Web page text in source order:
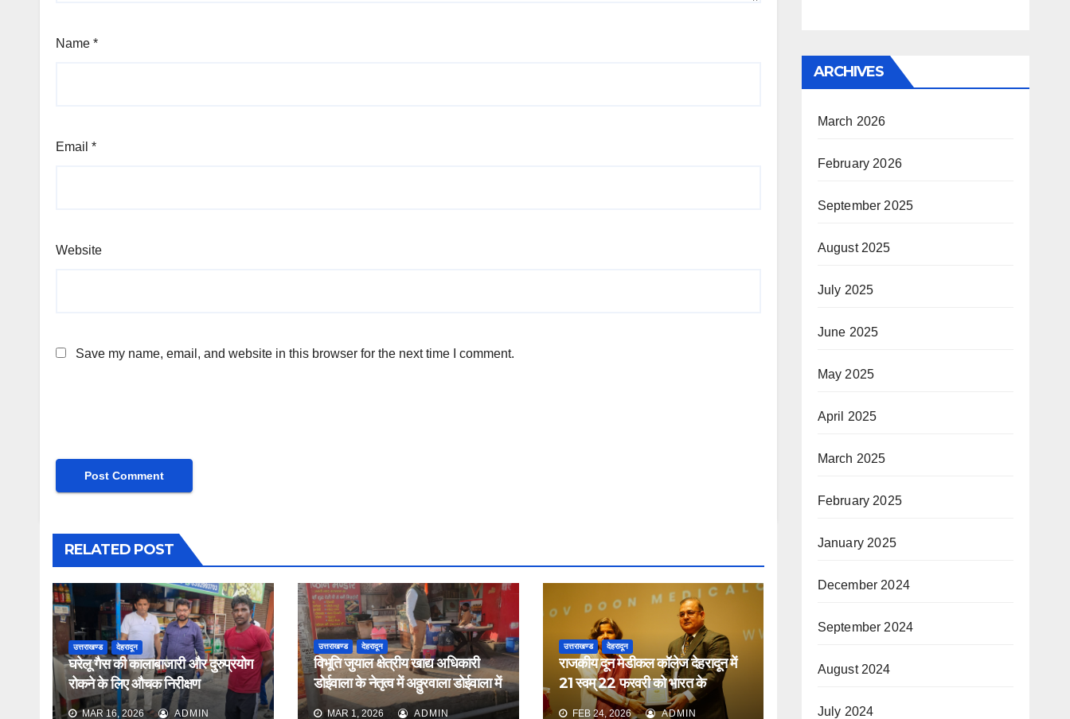
Name *
Email *
Website
Save my name, email, and website in this browser for the next time I comment.
RELATED POST
उत्तराखण्ड देहरादून
घरेलू गैस की कालाबाजारी और दुरुप्रयोग
रोकने के लिए औचक निरीक्षण
MAR 16, 2026 ADMIN
उत्तराखण्ड देहरादून
विभूति जुयाल क्षेत्रीय खाद्य अधिकारी
डोईवाला के नेतृत्व में अठ्ठुरवाला डोईवाला में
औचक निरीक्षण किया
MAR 1, 2026 ADMIN
उत्तराखण्ड देहरादून
राजकीय दून मेडीकल कॉलेज देहरादून में
21 स्वम् 22 फरवरी को भारत के
नेफ्रोलॉजिस्ट द्वारा आयोजित वार्षिक
FEB 24, 2026 ADMIN
ARCHIVES
March 2026
February 2026
September 2025
August 2025
July 2025
June 2025
May 2025
April 2025
March 2025
February 2025
January 2025
December 2024
September 2024
August 2024
July 2024